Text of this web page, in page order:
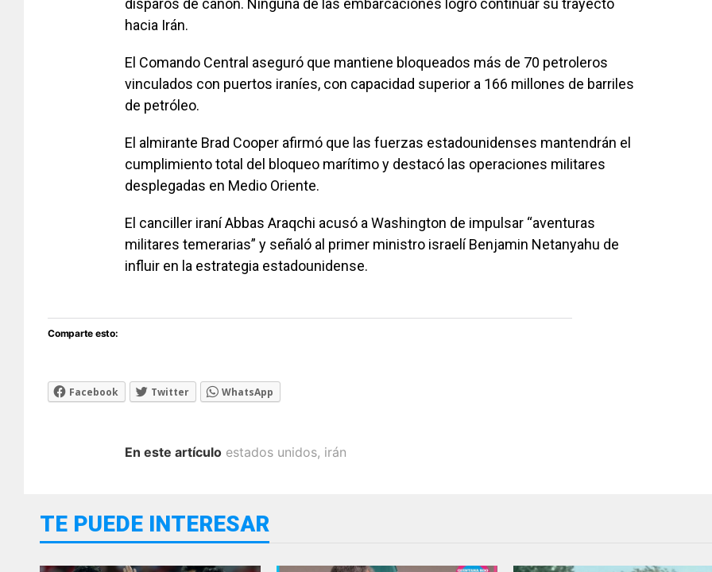
hacia Irán.
El Comando Central aseguró que mantiene bloqueados más de 70 petroleros
vinculados con puertos iraníes, con capacidad superior a 166 millones de barriles
de petróleo.
El almirante Brad Cooper afirmó que las fuerzas estadounidenses mantendrán el
cumplimiento total del bloqueo marítimo y destacó las operaciones militares
desplegadas en Medio Oriente.
El canciller iraní Abbas Araqchi acusó a Washington de impulsar “aventuras
militares temerarias” y señaló al primer ministro israelí Benjamin Netanyahu de
influir en la estrategia estadounidense.
Comparte esto:
Facebook Twitter WhatsApp
En este artículo estados unidos, irán
TE PUEDE INTERESAR